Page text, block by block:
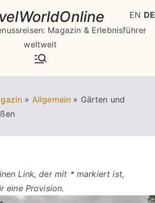
Magazin & Erlebnisführer
weltweit
» Allgemein » Gärten und
Link, der mit * markiert ist,
eine Provision.
EN DE